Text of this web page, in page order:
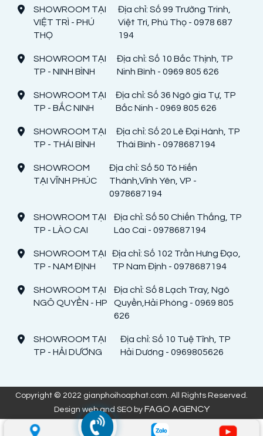
SHOWROOM TẠI
VIỆT TRÌ - PHÚ
THỌ
Địa chỉ: Số 99 Trường Trinh,
Việt Trì, Phú Thọ - 0978 687
194
SHOWROOM TẠI
TP - NINH BÌNH
Địa chỉ: Số 10 Bắc Thịnh, TP
Ninh Bình - 0969 805 626
SHOWROOM TẠI
TP - BẮC NINH
Địa chỉ: Số 36 Ngô gia Tự, TP
Bắc Ninh - 0969 805 626
SHOWROOM TẠI
TP - THÁI BÌNH
Địa chỉ: Số 20 Lê Đại Hành, TP
Thái Bình - 0978687194
SHOWROOM
TẠI VĨNH PHÚC
Địa chỉ: Số 50 Tô Hiến
Thành,Vĩnh Yên, VP -
0978687194
SHOWROOM TẠI
TP - LÀO CAI
Địa chỉ: Số 50 Chiến Thắng, TP
Lào Cai - 0978687194
SHOWROOM TẠI
TP - NAM ĐỊNH
Địa chỉ: Số 102 Trần Hưng Đạo,
TP Nam Định - 0978687194
SHOWROOM TẠI
NGÔ QUYỀN - HP
Địa chỉ: Số 8 Lạch Tray, Ngô
Quyền,Hải Phòng - 0969 805
626
SHOWROOM TẠI
TP - HẢI DƯƠNG
Địa chỉ: Số 10 Tuệ Tĩnh, TP
Hải Dương - 0969805626
Copyright © 2022 gianphoihoaphat.com. All Rights Reserved.
Design web and SEO by FAGO AGENCY